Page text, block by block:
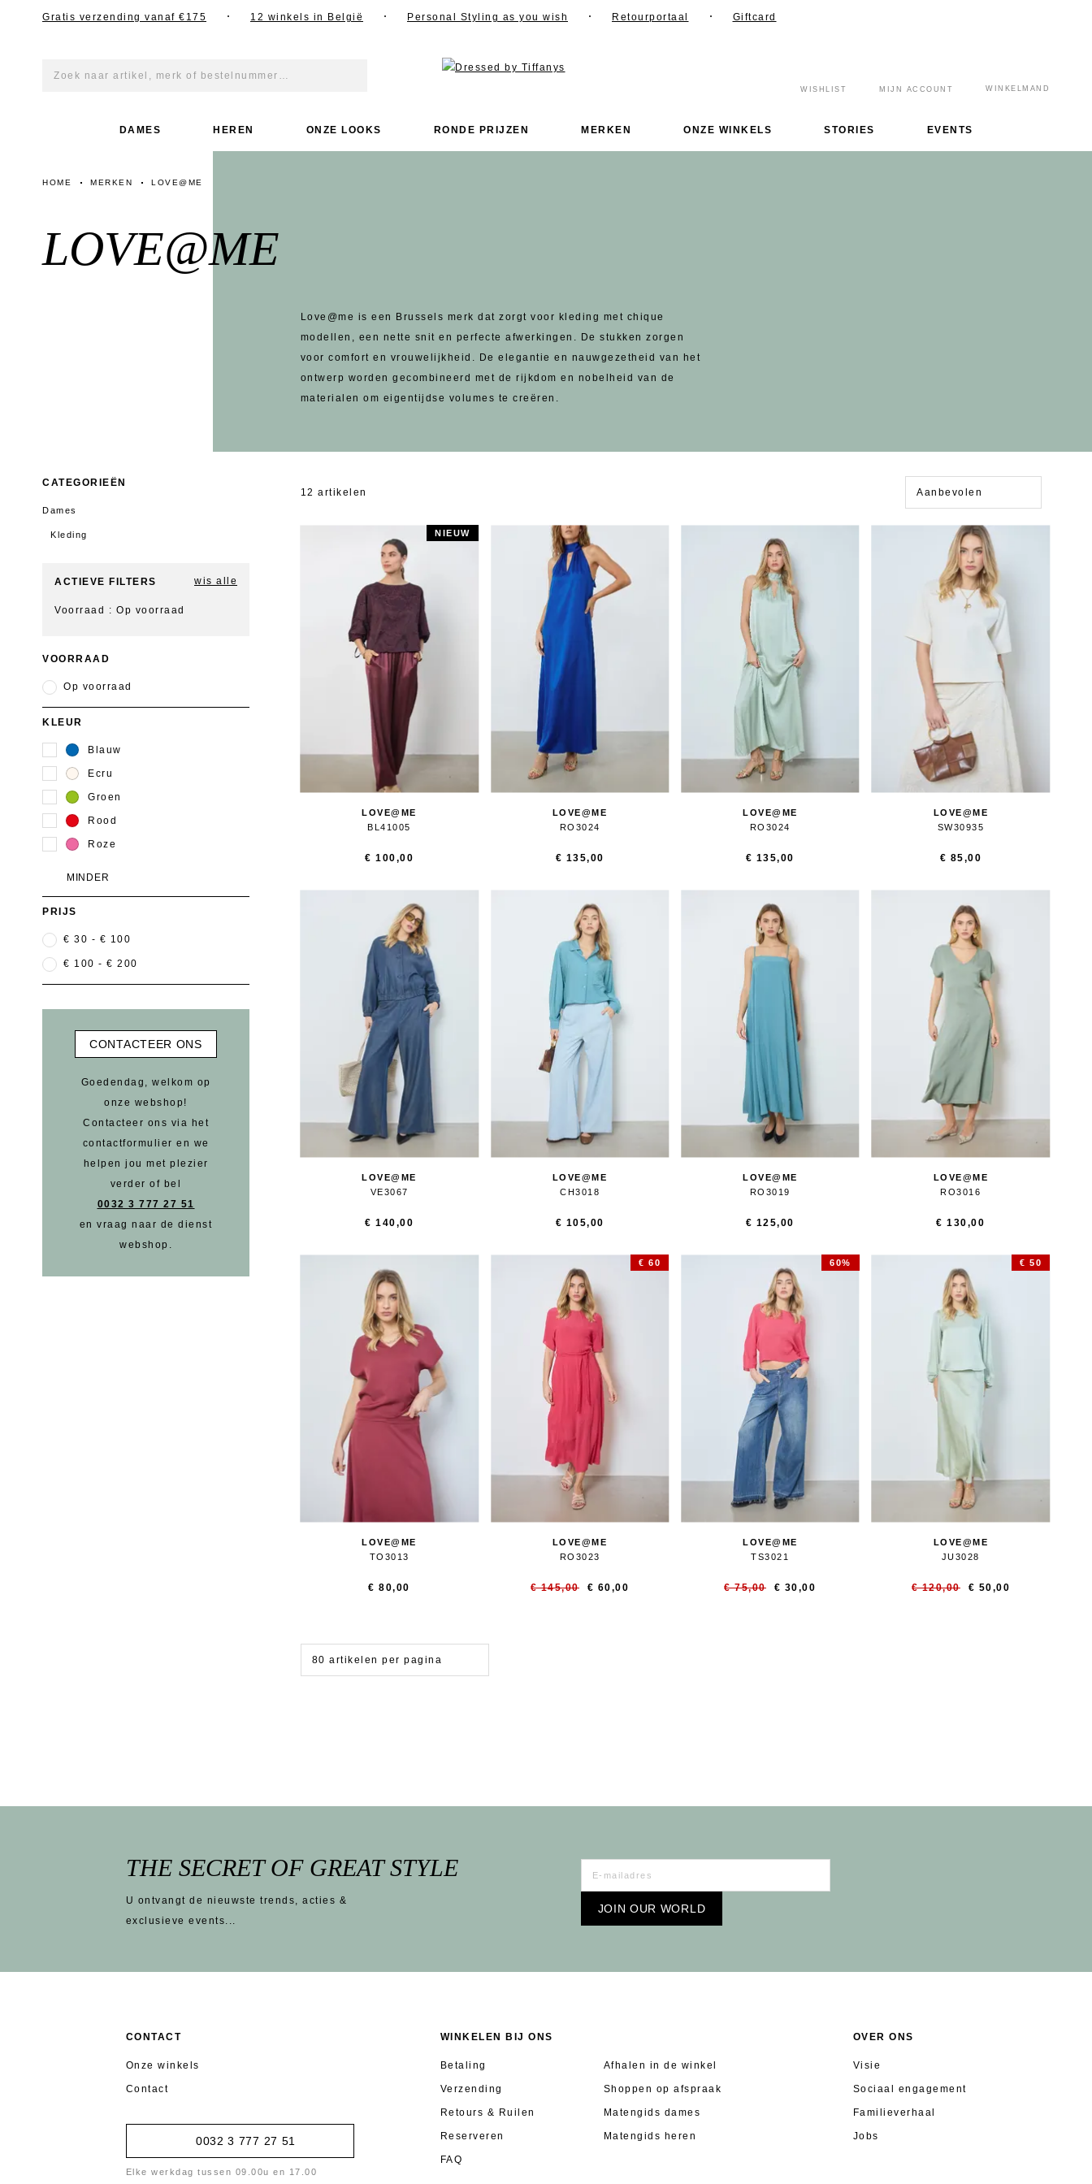
Gratis verzending vanaf €175 12 winkels in België Personal Styling as you wish Retourportaal Giftcard
MIJN ACCOUNT
WISHLIST WINKELMAND
DAMES HEREN ONZE LOOKS RONDE PRIJZEN MERKEN ONZE WINKELS STORIES EVENTS
HOME MERKEN LOVE@ME
LOVE@ME
Love@me is een Brussels merk dat zorgt voor kleding met chique
modellen, een nette snit en perfecte afwerkingen. De stukken zorgen
voor comfort en vrouwelijkheid. De elegantie en nauwgezetheid van het
ontwerp worden gecombineerd met de rijkdom en nobelheid van de
materialen om eigentijdse volumes te creëren.
12 artikelen
NIEUW
LOVE@ME
BL41005
€ 100,00
LOVE@ME
RO3024
€ 135,00
LOVE@ME
RO3024
€ 135,00
LOVE@ME
SW30935
€ 85,00
LOVE@ME
VE3067
€ 140,00
LOVE@ME
CH3018
€ 105,00
LOVE@ME
RO3019
€ 125,00
LOVE@ME
RO3016
€ 130,00
LOVE@ME
TO3013
€ 80,00
€ 60
LOVE@ME
RO3023
€ 60,00
€ 145,00
60%
LOVE@ME
TS3021
€ 30,00
€ 75,00
€ 50
LOVE@ME
JU3028
€ 50,00
€ 120,00
CATEGORIEËN
Dames
Kleding
ACTIEVE FILTERS
Voorraad Op voorraad
wis alle
VOORRAAD
Op voorraad
KLEUR
Blauw
Ecru
Groen
Rood
Roze
MINDER
PRIJS
€ 30 - € 100
€ 100 - € 200
CONTACTEER ONS
Goedendag, welkom op
onze webshop!
Contacteer ons via het
contactformulier en we
helpen jou met plezier
verder of bel
0032 3 777 27 51
en vraag naar de dienst
webshop.
THE SECRET OF GREAT STYLE
U ontvangt de nieuwste trends, acties &
exclusieve events...
JOIN OUR WORLD
CONTACT
Onze winkels
Contact
0032 3 777 27 51
Elke werkdag tussen 09.00u en 17.00
WINKELEN BIJ ONS
Betaling
Verzending
Retours & Ruilen
Reserveren
FAQ
Afhalen in de winkel
Shoppen op afspraak
Matengids dames
Matengids heren
OVER ONS
Visie
Sociaal engagement
Familieverhaal
Jobs